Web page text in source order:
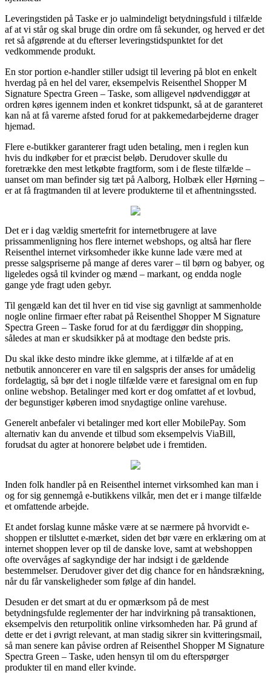
Leveringstiden på Taske er jo ualmindeligt betydningsfuld i tilfælde
af at vi står og skal bruge din ordre om få sekunder, og herved er det
ret så afgørende at du efterser leveringstidspunktet for det
vedkommende produkt.
En stor portion e-handler stiller udsigt til levering på blot en enkelt
hverdag på en hel del varer, eksempelvis Reisenthel Shopper M
Signature Spectra Green – Taske, som alligevel nødvendiggør at
ordren køres igennem inden et konkret tidspunkt, så at de garanteret
kan nå at få varerne afsted forud for at pakkemedarbejderne drager
hjemad.
Flere e-butikker garanterer fragt uden betaling, men i reglen kun
hvis du indkøber for et præcist beløb. Derudover skulle du
foretrække den mest letkøbte fragtform, som i de fleste tilfælde –
uanset om man befinder sig tæt på Aalborg, Holbæk eller Hørning –
er at få fragtmanden til at levere produkterne til et afhentningssted.
Det er i dag vældig smertefrit for internetbrugere at lave
prissammenligning hos flere internet webshops, og altså har flere
Reisenthel internet virksomheder ikke kunne lade være med at
presse salgspriserne på mange af deres varer – til børn og babyer, og
ligeledes også til kvinder og mænd – markant, og endda nogle
gange yde fragt uden gebyr.
Til gengæld kan det til hver en tid vise sig gavnligt at sammenholde
nogle online firmaer efter rabat på Reisenthel Shopper M Signature
Spectra Green – Taske forud for at du færdiggør din shopping,
således at man er skudsikker på at modtage den bedste pris.
Du skal ikke desto mindre ikke glemme, at i tilfælde af at en
netbutik annoncerer en vare til en salgspris der anses for umådelig
fordelagtig, så bør det i nogle tilfælde være et faresignal om en fup
online webshop. Betalinger med kort er dog omfattet af et lovbud,
der begunstiger køberen imod snydagtige online varehuse.
Generelt anbefaler vi betalinger med kort eller MobilePay. Som
alternativ kan du anvende et tilbud som eksempelvis ViaBill,
forudsat du agter at honorere beløbet ude i fremtiden.
Inden folk handler på en Reisenthel internet virksomhed kan man i
og for sig gennemgå e-butikkens vilkår, men det er i mange tilfælde
et omfattende arbejde.
Et andet forslag kunne måske være at se nærmere på hvorvidt e-
shoppen er tilsluttet e-mærket, siden det bør være en erklæring om at
internet shoppen lever op til de danske love, samt at webshoppen
ofte overvåges af sagkyndige der har indsigt i de gældende
bestemmelser. Derudover giver det dig chance for en håndsrækning,
når du får vanskeligheder som følge af din handel.
Desuden er det smart at du er opmærksom på de mest
betydningsfulde reglementer der har indvirkning på transaktionen,
eksempelvis den returpolitik online virksomheden har. På grund af
dette er det i øvrigt relevant, at man stadig sikrer sin kvitteringsmail,
så man senere kan påvise ordren af Reisenthel Shopper M Signature
Spectra Green – Taske, uden hensyn til om du efterspørger
produkter til en mand eller kvinde.